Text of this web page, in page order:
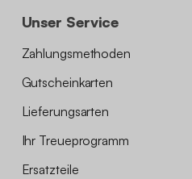
Unser Service
Zahlungsmethoden
Gutscheinkarten
Lieferungsarten
Ihr Treueprogramm
Ersatzteile